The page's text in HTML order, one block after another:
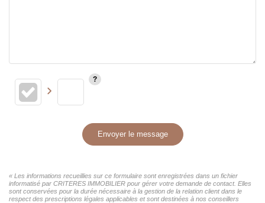
Envoyer le message
« Les informations recueillies sur ce formulaire sont enregistrées dans un fichier
informatisé par CRITERES IMMOBILIER pour gérer votre demande de contact. Elles
sont conservées pour la durée nécessaire à la gestion de la relation client dans le
respect des prescriptions légales applicables et sont destinées à nos conseillers